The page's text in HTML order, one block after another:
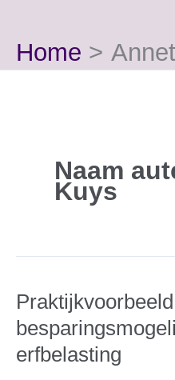
inhoud
Home
Naam
Kuys
Praktijkvoorbeeld
erfbelasting